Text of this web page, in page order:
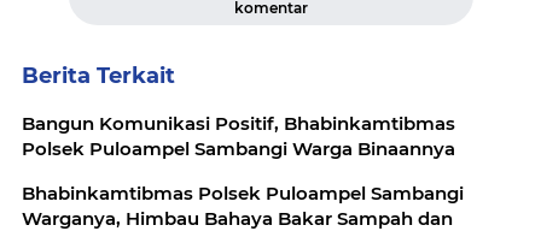
komentar
Berita Terkait
Bangun Komunikasi Positif, Bhabinkamtibmas
Polsek Puloampel Sambangi Warga Binaannya
Bhabinkamtibmas Polsek Puloampel Sambangi
Warganya, Himbau Bahaya Bakar Sampah dan